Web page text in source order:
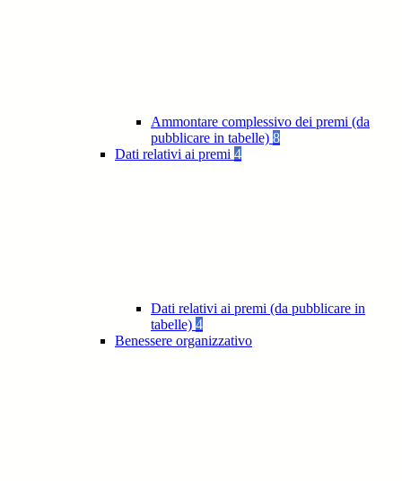
Ammontare complessivo dei premi (da
pubblicare in tabelle) 8
Dati relativi ai premi 4
Dati relativi ai premi (da pubblicare in
tabelle) 4
Benessere organizzativo